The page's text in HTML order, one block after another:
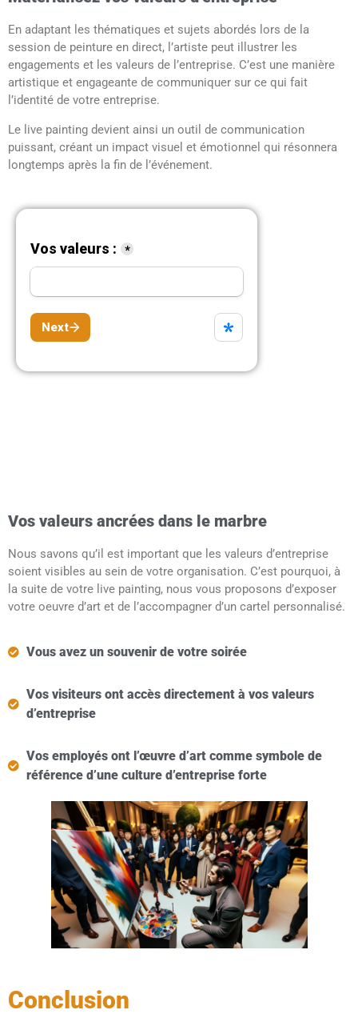
En adaptant les thématiques et sujets abordés lors de la
session de peinture en direct, l’artiste peut illustrer les
engagements et les valeurs de l’entreprise. C’est une manière
artistique et engageante de communiquer sur ce qui fait
l’identité de votre entreprise.
Le live painting devient ainsi un outil de communication
puissant, créant un impact visuel et émotionnel qui résonnera
longtemps après la fin de l’événement.
Vos valeurs ancrées dans le marbre
Nous savons qu’il est important que les valeurs d’entreprise
soient visibles au sein de votre organisation. C’est pourquoi, à
la suite de votre live painting, nous vous proposons d’exposer
votre oeuvre d’art et de l’accompagner d’un cartel personnalisé.
Vous avez un souvenir de votre soirée
Vos visiteurs ont accès directement à vos valeurs
d’entreprise
Vos employés ont l’œuvre d’art comme symbole de
référence d’une culture d’entreprise forte
Conclusion